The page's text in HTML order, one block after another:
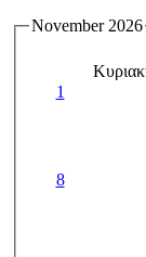
November 2026
1
8